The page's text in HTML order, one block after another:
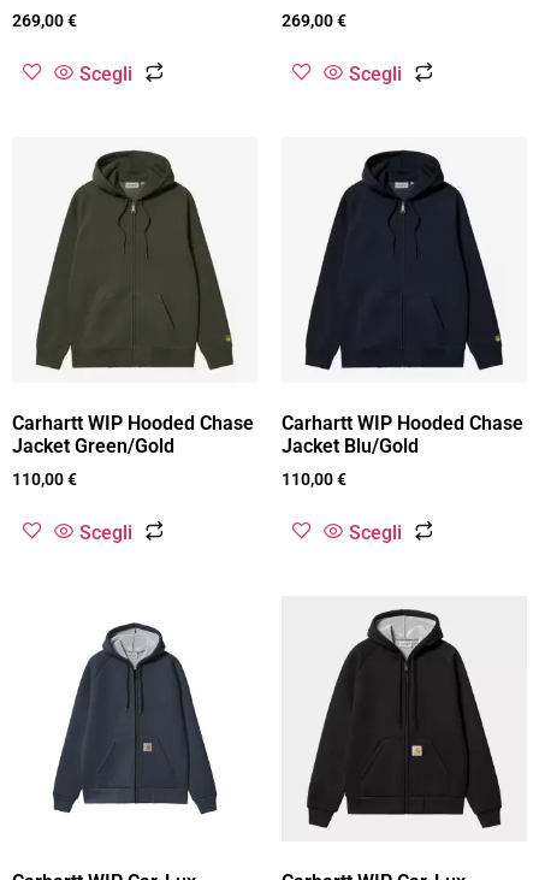
269,00€
Scegli
269,00€
Scegli
Carhartt WIP Hooded Chase
Jacket Green/Gold
110,00€
Scegli
Carhartt WIP Hooded Chase
Jacket Blu/Gold
110,00€
Scegli